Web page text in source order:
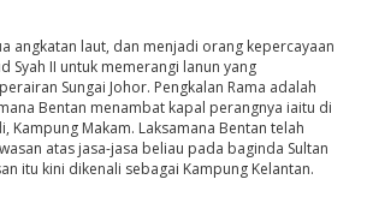
angkatan laut, dan menjadi orang kepercayaan
Syah II untuk memerangi lanun yang
Sungai Johor. Pengkalan Rama adalah
Bentan menambat kapal perangnya iaitu di
Kampung Makam. Laksamana Bentan telah
atas jasa-jasa beliau pada baginda Sultan
itu kini dikenali sebagai Kampung Kelantan.